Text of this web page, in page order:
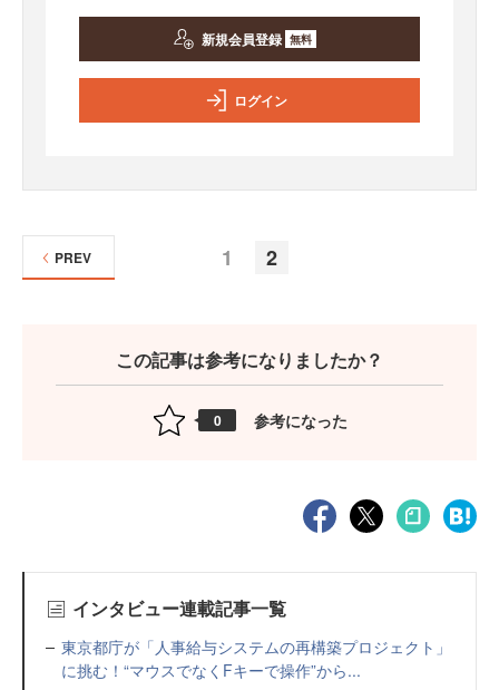
新規会員登録 無料
ログイン
1 2
PREV
この記事は参考になりましたか？
0 参考になった
インタビュー連載記事一覧
東京都庁が「人事給与システムの再構築プロジェクト」
に挑む！“マウスでなくFキーで操作”から...